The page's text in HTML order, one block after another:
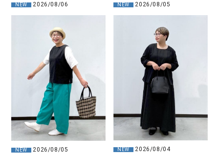
NEW 2026/08/06 NEW 2026/08/05
NEW 2026/08/05 NEW 2026/08/04